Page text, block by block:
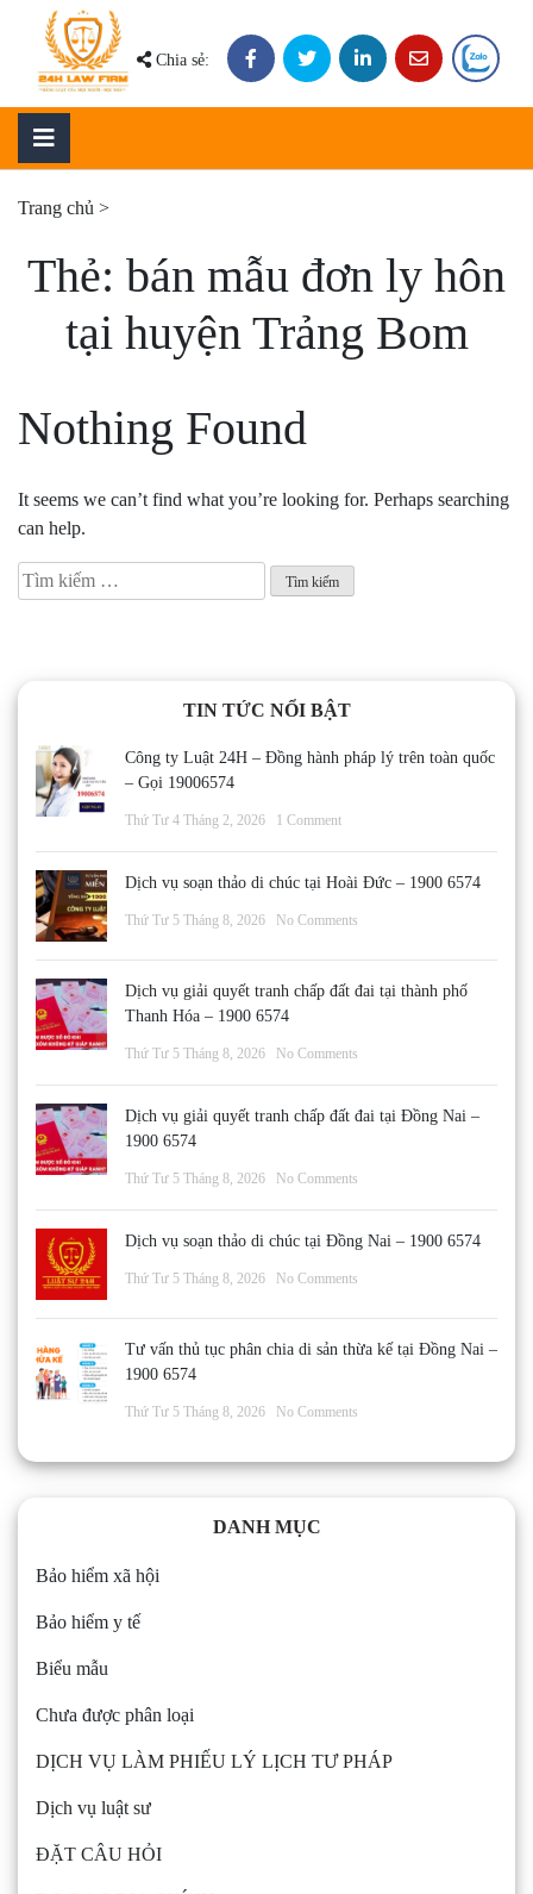
content
Chia sẻ:
Trang chủ >
Thẻ: bán mẫu đơn ly hôn
tại huyện Trảng Bom
Nothing Found
It seems we can’t find what you’re looking for. Perhaps searching
can help.
Tìm
kiếm
TIN TỨC NỔI BẬT
Công ty Luật 24H – Đồng hành pháp lý trên toàn quốc
– Gọi 19006574
Thứ Tư 4 Tháng 2, 2026 1 Comment
Dịch vụ soạn thảo di chúc tại Hoài Đức – 1900 6574
Thứ Tư 5 Tháng 8, 2026 No Comments
Dịch vụ giải quyết tranh chấp đất đai tại thành phố
Thanh Hóa – 1900 6574
Thứ Tư 5 Tháng 8, 2026 No Comments
Dịch vụ giải quyết tranh chấp đất đai tại Đồng Nai –
1900 6574
Thứ Tư 5 Tháng 8, 2026 No Comments
Dịch vụ soạn thảo di chúc tại Đồng Nai – 1900 6574
Thứ Tư 5 Tháng 8, 2026 No Comments
Tư vấn thủ tục phân chia di sản thừa kế tại Đồng Nai –
1900 6574
Thứ Tư 5 Tháng 8, 2026 No Comments
DANH MỤC
Bảo hiểm xã hội
Bảo hiểm y tế
Biểu mẫu
Chưa được phân loại
DỊCH VỤ LÀM PHIẾU LÝ LỊCH TƯ PHÁP
Dịch vụ luật sư
ĐẶT CÂU HỎI